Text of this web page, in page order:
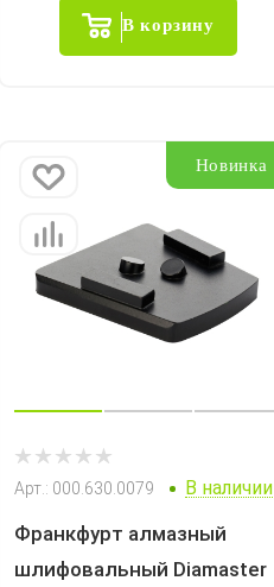
В корзину
Новинка
Арт.: 000.630.0079 В наличии
Франкфурт алмазный
шлифовальный Diamaster